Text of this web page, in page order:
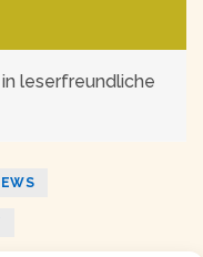
leserfreundliche